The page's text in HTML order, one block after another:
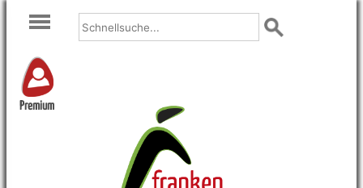
Premium